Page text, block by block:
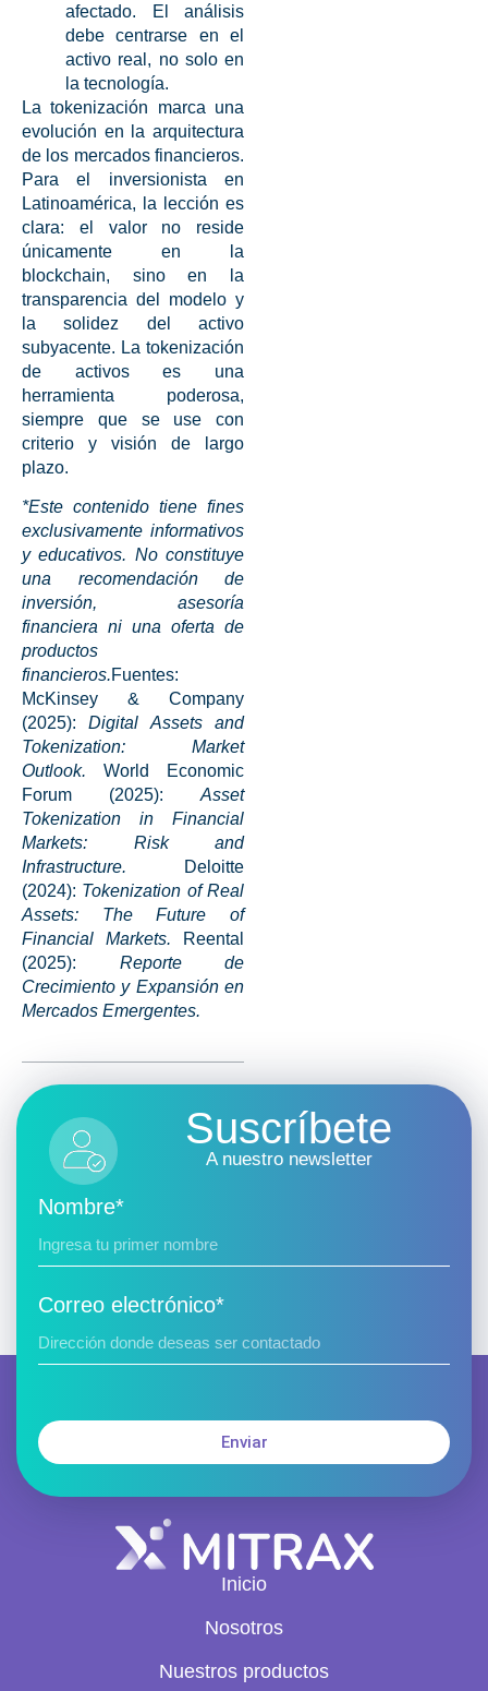
afectado. El análisis
debe centrarse en el
activo real, no solo en
la tecnología.
La tokenización marca una
evolución en la arquitectura
de los mercados financieros.
Para el inversionista en
Latinoamérica, la lección es
clara: el valor no reside
únicamente en la
blockchain, sino en la
transparencia del modelo y
la solidez del activo
subyacente. La tokenización
de activoses una
herramienta poderosa,
siempre que se use con
criterio y visión de largo
plazo.
*Este contenido tiene fines
exclusivamente informativos
y educativos. No constituye
una recomendación de
inversión, asesoría
financiera ni una oferta de
productos
financieros.Fuentes:
McKinsey & Company
(2025):Digital Assets and
Tokenization: Market
Outlook. World Economic
Forum (2025): Asset
Tokenization in Financial
Markets: Risk and
Infrastructure.
Deloitte
(2024): Tokenization of Real
Assets: The Future of
Financial Markets.
Reental
(2025): Reporte de
Crecimiento y Expansión en
Mercados Emergentes.
Suscríbete
A nuestro newsletter
Nombre*
Correo electrónico*
Enviar
Inicio
Nosotros
Nuestros productos